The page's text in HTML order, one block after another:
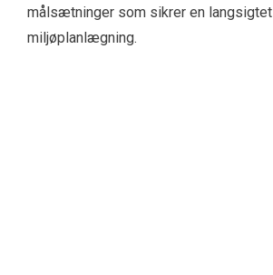
målsætninger som sikrer en langsigtet
miljøplanlægning.